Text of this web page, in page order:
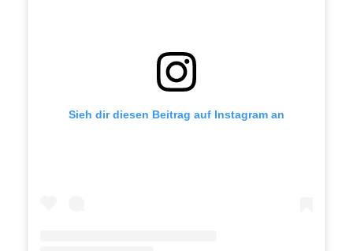
Sieh dir diesen Beitrag auf Instagram an